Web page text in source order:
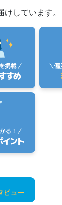
しています。